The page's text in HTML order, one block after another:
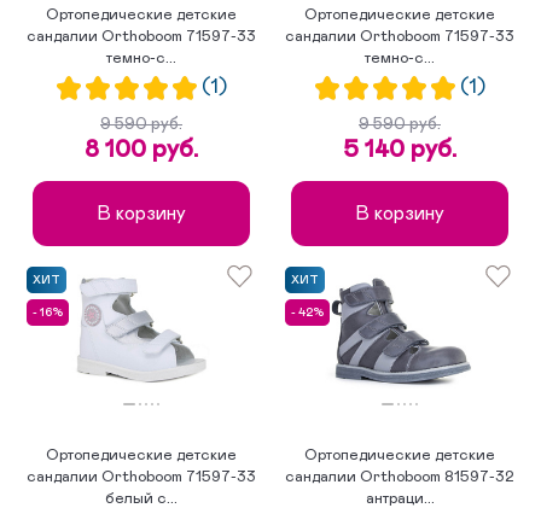
Ортопедические детские
сандалии Orthoboom 71597-33
темно-с...
(1)
9 590 руб.
8 100 руб.
В корзину
Ортопедические детские
сандалии Orthoboom 71597-33
темно-с...
(1)
9 590 руб.
5 140 руб.
В корзину
ХИТ
- 16%
Ортопедические детские
сандалии Orthoboom 71597-33
белый с...
ХИТ
- 42%
Ортопедические детские
сандалии Orthoboom 81597-32
антраци...